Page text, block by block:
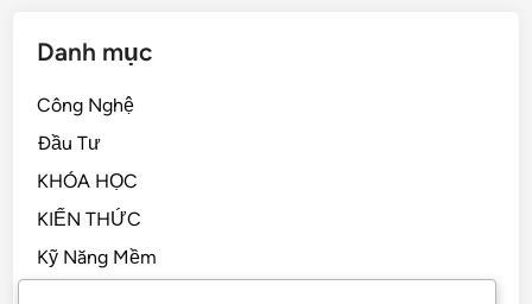
Danh mục
Công Nghệ
Đầu Tư
KHÓA HỌC
KIẾN THỨC
Kỹ Năng Mềm